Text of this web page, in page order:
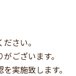
さい。
ございます。
実施致します。